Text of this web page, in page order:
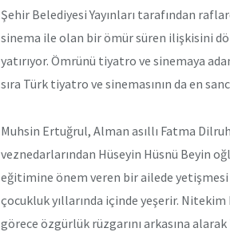
Şehir Belediyesi Yayınları tarafından
sinema ile olan bir ömür süren ilişkisini
yatırıyor. Ömrünü tiyatro ve sinemaya
sıra Türk tiyatro ve sinemasının da en
Muhsin Ertuğrul, Alman asıllı Fatma
veznedarlarından Hüseyin Hüsnü Beyin
eğitimine önem veren bir ailede
çocukluk yıllarında içinde yeşerir.
görece özgürlük rüzgarını arkasına